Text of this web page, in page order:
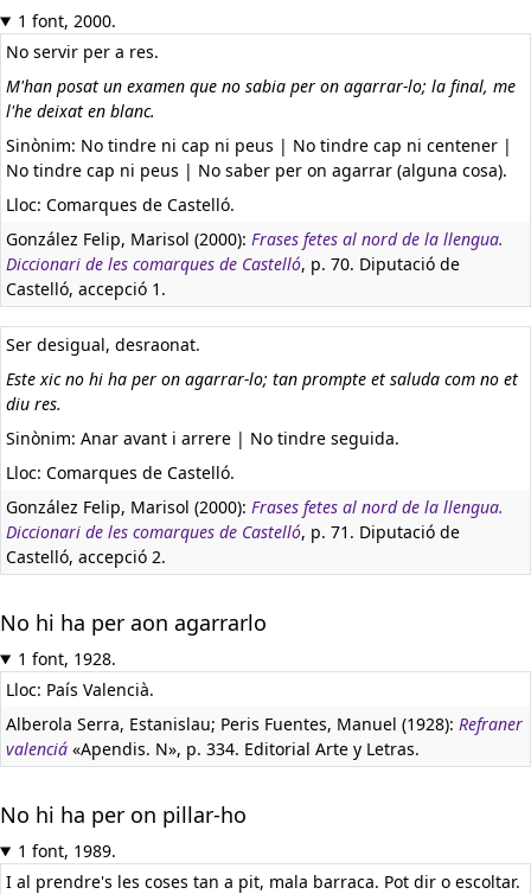
1 font, 2000.
No servir per a res.
M'han posat un examen que no sabia per on agarrar-lo; la final, me
l'he deixat en blanc.
Sinònim: No tindre ni cap ni peus | No tindre cap ni centener |
No tindre cap ni peus | No saber per on agarrar (alguna cosa).
Lloc: Comarques de Castelló.
González Felip, Marisol (2000): Frases fetes al nord de la llengua.
Diccionari de les comarques de Castelló, p. 70. Diputació de
Castelló, accepció 1.
Ser desigual, desraonat.
Este xic no hi ha per on agarrar-lo; tan prompte et saluda com no et
diu res.
Sinònim: Anar avant i arrere | No tindre seguida.
Lloc: Comarques de Castelló.
González Felip, Marisol (2000): Frases fetes al nord de la llengua.
Diccionari de les comarques de Castelló, p. 71. Diputació de
Castelló, accepció 2.
No hi ha per aon agarrarlo
1 font, 1928.
Lloc: País Valencià.
Alberola Serra, Estanislau; Peris Fuentes, Manuel (1928): Refraner
valenciá «Apendis. N», p. 334. Editorial Arte y Letras.
No hi ha per on pillar-ho
1 font, 1989.
I al prendre's les coses tan a pit, mala barraca. Pot dir o escoltar.